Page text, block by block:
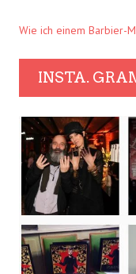
Wie ich einem Barbier-
INSTA.